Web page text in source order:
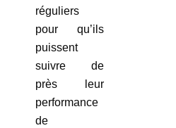
réguliers
pour qu’ils
puissent
suivre de
près leur
performance
de